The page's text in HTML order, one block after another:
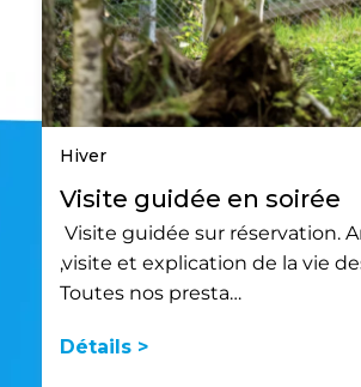
Hiver
Visite guidée en soirée
Visite guidée sur réservation.
,visite et explication de la vie
Toutes nos presta…
Détails >